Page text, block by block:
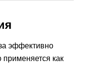
эффективно
применяется как